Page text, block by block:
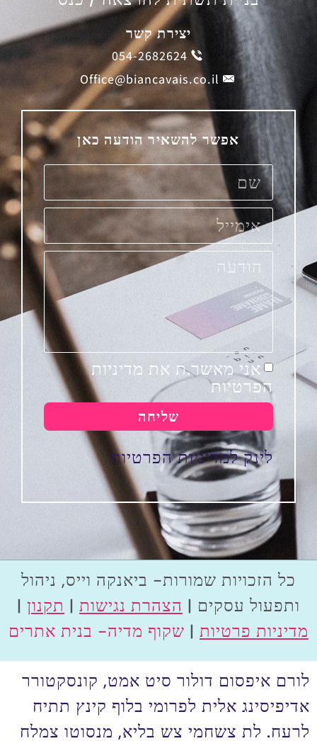
יצירת קשר
054-2682624
Office@biancavais.co.il
אפשר להשאיר הודעה כאן
אני מאשר.ת את מדיניות
הפרטיות
שליחה
לינק למדיניות הפרטיות
כל הזכויות שמורות- ביאנקה וייס, ניהול
ותפעול עסקים | הצהרת נגישות | תקנון |
מדיניות פרטיות | שקוף מדיה- בנית אתרים
לורם איפסום דולור סיט אמט, קונסקטורר
אדיפיסינג אלית לפרומי בלוף קינץ תתיח
לרעח. לת צשחמי צש בליא, מנסוטו צמלח